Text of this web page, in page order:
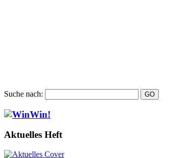
Suche nach:
Aktuelles Heft